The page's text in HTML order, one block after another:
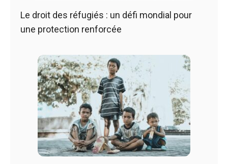
Le droit des réfugiés : un défi mondial pour
une protection renforcée